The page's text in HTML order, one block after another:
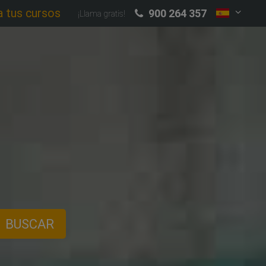
tus cursos ¡Llama gratis! 900 264 357
BUSCAR